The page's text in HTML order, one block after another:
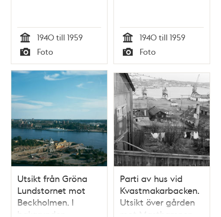
Tid
1940 till 1959
Typ
Foto Tid
1940 till 1959
Typ
Foto
Utsikt från Gröna
Lundstornet mot
Beckholmen. I
bakgrunden
Parti av hus vid
Kvastmakarbacken.
Utsikt över gården
mot Masthamnen,